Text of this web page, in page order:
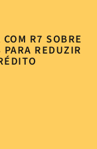
R7 SOBRE
REDUZIR